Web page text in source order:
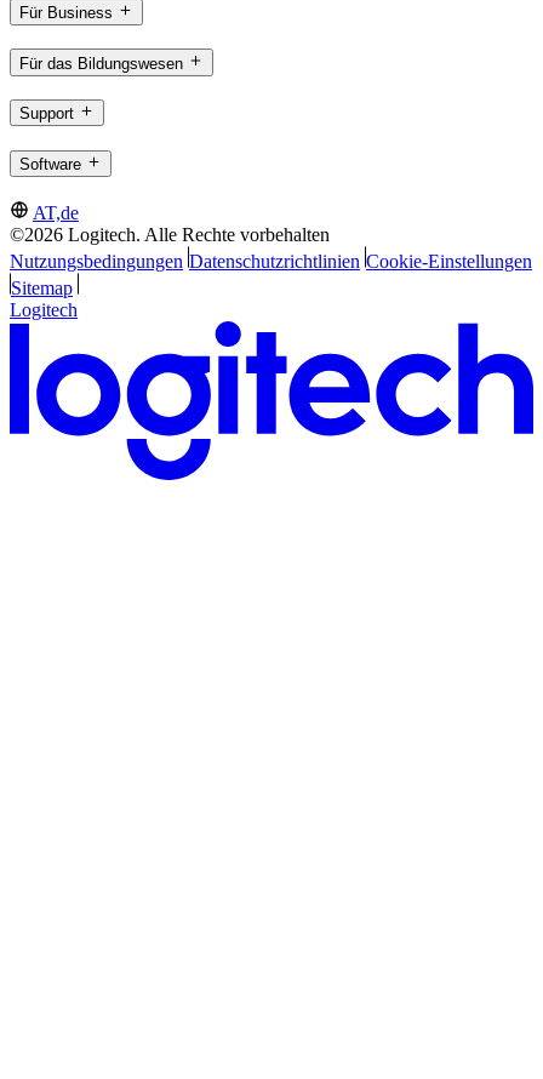
Für Business
Für das Bildungswesen
Support
Software
AT,de
©2026 Logitech. Alle Rechte vorbehalten
Nutzungsbedingungen Datenschutzrichtlinien Cookie-Einstellungen
Sitemap
Logitech